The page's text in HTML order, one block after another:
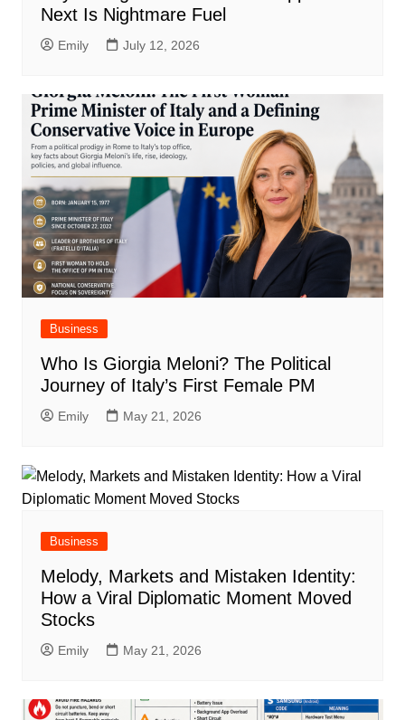
Next Is Nightmare Fuel
Emily July 12, 2026
Business
Who Is Giorgia Meloni? The Political
Journey of Italy’s First Female PM
Emily May 21, 2026
Business
Melody, Markets and Mistaken Identity:
How a Viral Diplomatic Moment Moved
Stocks
Emily May 21, 2026